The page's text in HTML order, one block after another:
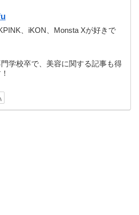
、iKON、Monsta Xが好きで
学校卒で、美容に関する記事も得